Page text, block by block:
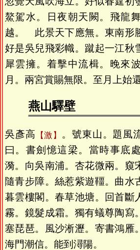
鰲駕水。日夜朝天闕。飛龍
越。 此景天下應無。東南形
好是吳兒飛彩幟。蹴起一江秋
犀雲擁。着擊中流楫。晚來
月。兩宮賞賜無限。至月上始還
燕山驛壁
吳彥高 激
。號東山。題風
曰。書劍憶這梁。當時事底
漪。向吳南浦。杏花微兩。窺
隨青步障。絲惹紫遊韁。曲水
暮雲樓閣。春草池塘。回首
霧。鏡髮成霜。獨有蟻尊陶寫
塞琵琶。風沙淅瀝。寄書鴻雁
海門潮信。能到潯陽。